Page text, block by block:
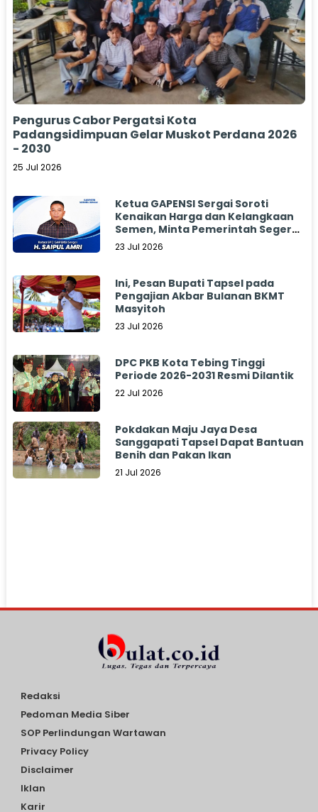
Pengurus Cabor Pergatsi Kota
Padangsidimpuan Gelar Muskot Perdana 2026
- 2030
25 Jul 2026
Ketua GAPENSI Sergai Soroti
Kenaikan Harga dan Kelangkaan
Semen, Minta Pemerintah Segera
Bertindak
23 Jul 2026
Ini, Pesan Bupati Tapsel pada
Pengajian Akbar Bulanan BKMT
Masyitoh
23 Jul 2026
DPC PKB Kota Tebing Tinggi
Periode 2026-2031 Resmi Dilantik
22 Jul 2026
Pokdakan Maju Jaya Desa
Sanggapati Tapsel Dapat Bantuan
Benih dan Pakan Ikan
21 Jul 2026
Redaksi
Pedoman Media Siber
SOP Perlindungan Wartawan
Privacy Policy
Disclaimer
Iklan
Karir